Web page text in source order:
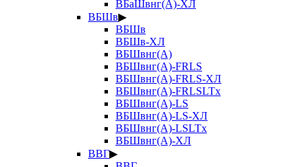
ВБаШвнг(А)-ХЛ
ВБШв▶
ВБШв
ВБШв-ХЛ
ВБШвнг(А)
ВБШвнг(А)-FRLS
ВБШвнг(А)-FRLS-ХЛ
ВБШвнг(А)-FRLSLTx
ВБШвнг(А)-LS
ВБШвнг(А)-LS-ХЛ
ВБШвнг(А)-LSLTx
ВБШвнг(А)-ХЛ
ВВГ▶